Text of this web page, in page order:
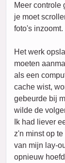
Meer controle
je moet
foto's inzoomt.
Het werk
moeten
als een
cache wist,
gebeurde bij
wilde de
Ik had liever
z'n minst op
van mijn lay-
opnieuw